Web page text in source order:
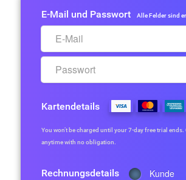
E-Mail und Passwort Alle Felder sind
Kartendetails
You won’t be charged until your 7-day free trial ends.
anytime with no obligation.
Rechnungsdetails Kunde